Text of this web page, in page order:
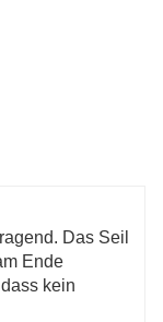
es den Lack
Das Seil
Ende
kein